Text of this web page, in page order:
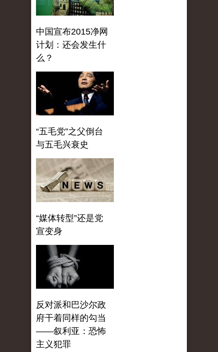
中国宣布2015净网
计划：还会发生什
么？
“五毛党”之父倒台
与五毛兴衰史
“媒体转型”还是党
宣变身
反对派和巴沙尔政
府干着同样的勾当
——叙利亚：恐怖
主义犯罪